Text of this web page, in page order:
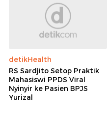
detikHealth
RS Sardjito Setop Praktik
Mahasiswi PPDS Viral
Nyinyir ke Pasien BPJS
Yurizal